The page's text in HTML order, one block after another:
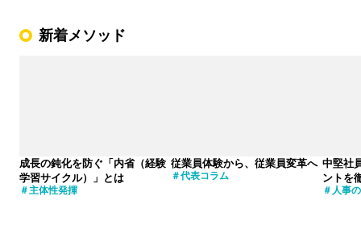
新着メソッド
成長の鈍化を防ぐ「内省（経験
学習サイクル）」とは
主体性発揮
従業員体験から、従業員変革へ
代表コラム
中堅社
ントを
人事